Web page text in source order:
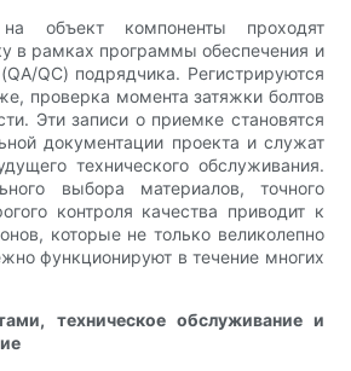
объект компоненты проходят
в рамках программы обеспечения и
QC) подрядчика. Регистрируются
проверка момента затяжки болтов
Эти записи о приемке становятся
документации проекта и служат
технического обслуживания.
выбора материалов, точного
контроля качества приводит к
которые не только великолепно
функционируют в течение многих
техническое обслуживание и